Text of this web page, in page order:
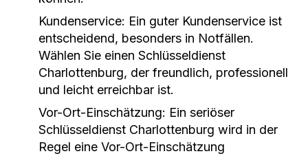
Kundenservice: Ein guter Kundenservice ist
entscheidend, besonders in Notfällen.
Wählen Sie einen Schlüsseldienst
Charlottenburg, der freundlich, professionell
und leicht erreichbar ist.
Vor-Ort-Einschätzung: Ein seriöser
Schlüsseldienst Charlottenburg wird in der
Regel eine Vor-Ort-Einschätzung